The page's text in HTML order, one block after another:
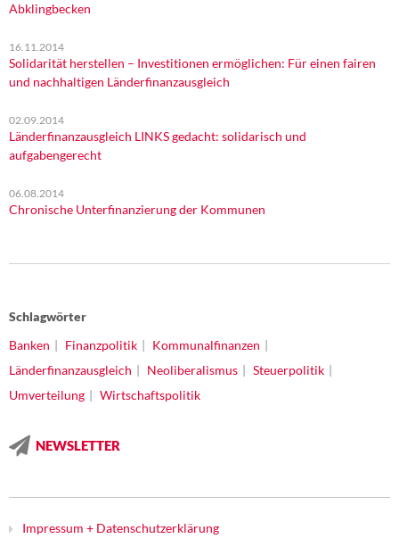
Abklingbecken
16.11.2014
Solidarität herstellen – Investitionen ermöglichen: Für einen fairen
und nachhaltigen Länderfinanzausgleich
02.09.2014
Länderfinanzausgleich LINKS gedacht: solidarisch und
aufgabengerecht
06.08.2014
Chronische Unterfinanzierung der Kommunen
Schlagwörter
Banken
Finanzpolitik
Kommunalfinanzen
Länderfinanzausgleich
Neoliberalismus
Steuerpolitik
Umverteilung
Wirtschaftspolitik
NEWSLETTER
Impressum + Datenschutzerklärung